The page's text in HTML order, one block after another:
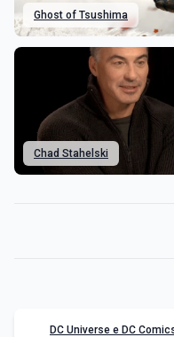
Ghost of Tsushima
Chad Stahelski
DC Universe e DC